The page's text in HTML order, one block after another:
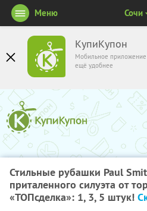
КупиКупон
Мобильное приложение
ещё удобнее
Меню Сочи
Стильные рубашки Paul
приталенного силуэта от
«ТОПсделка»: 1, 3, 5 штук!